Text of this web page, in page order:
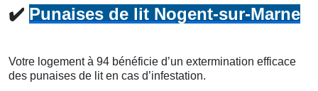
✔️ Punaises de lit Nogent-sur-Marne
Votre logement à 94 bénéficie d’un extermination efficace
des punaises de lit en cas d’infestation.